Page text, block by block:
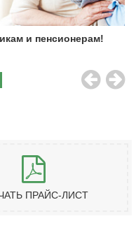
и пенсионерам!
ПРАЙС-ЛИСТ